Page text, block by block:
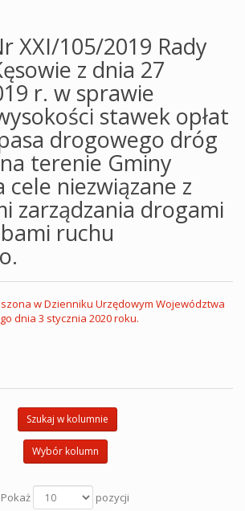
XXI/105/2019 Rady
z dnia 27
r. w sprawie
stawek opłat
drogowego dróg
terenie Gminy
cele niezwiązane z
zarządzania drogami
ruchu
w Dzienniku Urzędowym Województwa
dnia 3 stycznia 2020 roku.
Szukaj w kolumnie
Wybór kolumn
Pokaż
pozycji